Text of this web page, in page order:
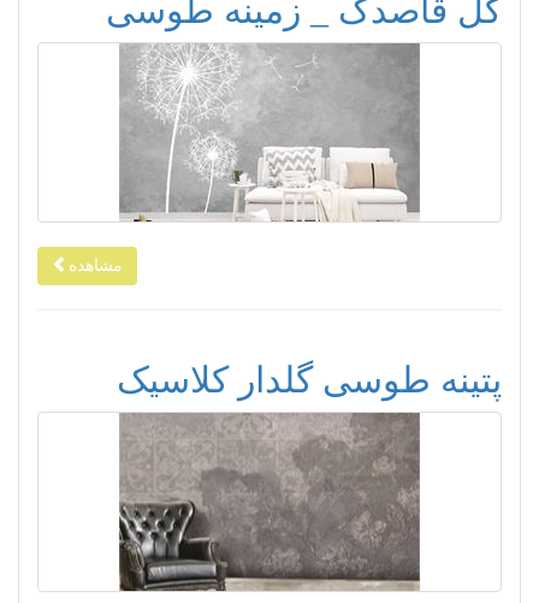
گل قاصدک _ زمینه طوسی
مشاهده
پتینه طوسی گلدار کلاسیک